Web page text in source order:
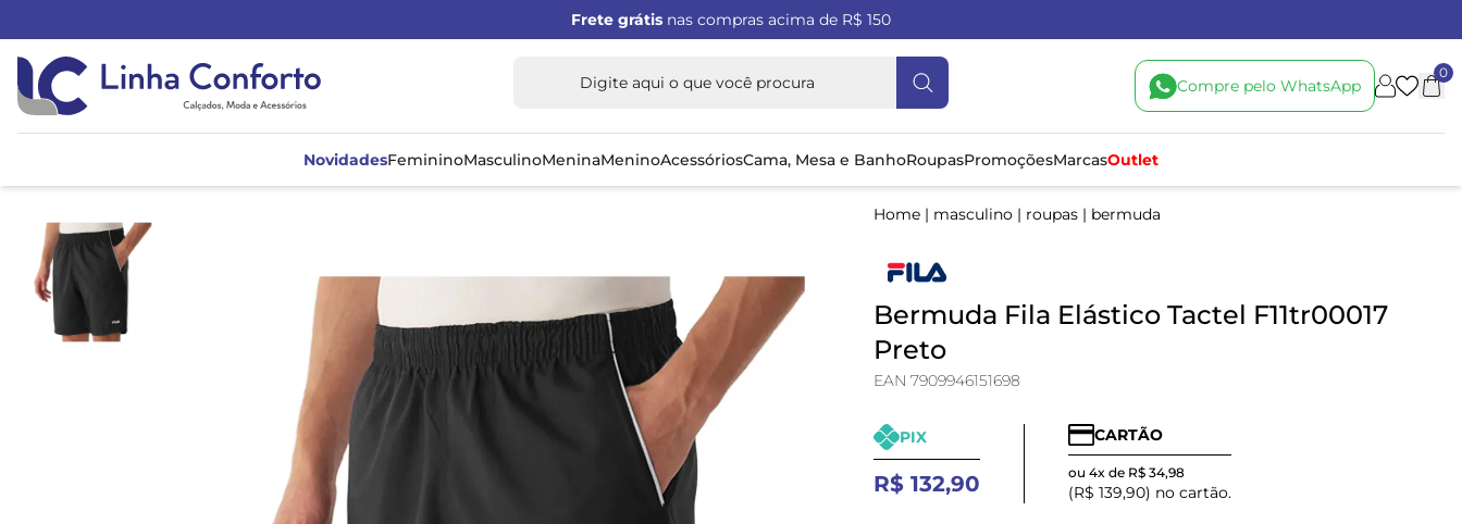
Frete grátis nas compras acima de R$ 150
Linha
Compre pelo WhatsApp
0
NovidadesFemininoMasculinoMeninaMeninoAcessóriosCama, Mesa e BanhoRoupasPromoçõesMarcasOutlet
Home | masculino | roupas | bermuda
Bermuda Fila Elástico Tactel F11tr00017
Preto
EAN 7909946151698
PIX
R$ 132,90
CARTÃO
ou 4x de R$ 34,98
(R$ 139,90) no cartão.